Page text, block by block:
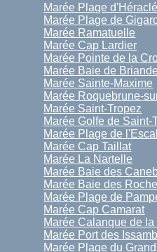
Marée Plage
Marée Plage de
Marée Ramatuelle
Marée Cap Lardier
Marée Pointe de la
Marée Baie de Briande
Marée Sainte-Maxime
Marée Roquebrune-
Marée Saint-Tropez
Marée Golfe de Saint-
Marée Plage de
Marée Cap Taillat
Marée La Nartelle
Marée Baie des
Marée Baie des
Marée Plage de
Marée Cap Camarat
Marée Calanque de
Marée Port des
Marée Plage du